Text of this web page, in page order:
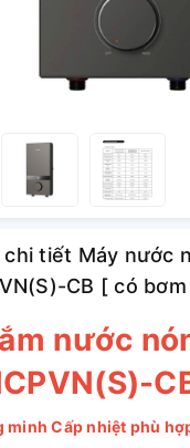
chi tiết Máy nước
CB [ có bơm
nước
minh Cấp nhiệt phù